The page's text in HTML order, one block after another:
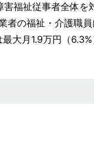
福祉従事者全体
の福祉・介護職
大月1.9万円（